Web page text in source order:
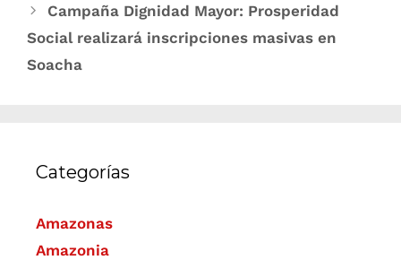
Campaña Dignidad Mayor: Prosperidad
Social realizará inscripciones masivas en
Soacha
Categorías
Amazonas
Amazonia